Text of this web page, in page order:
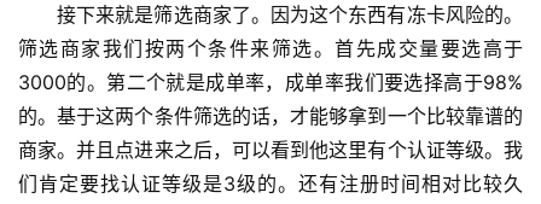
接下来就是筛选商家了。因为这个东西有冻卡风险的。
筛选商家我们按两个条件来筛选。首先成交量要选高于
3000的。第二个就是成单率，成单率我们要选择高于98%
的。基于这两个条件筛选的话，才能够拿到一个比较靠谱的
商家。并且点进来之后，可以看到他这里有个认证等级。我
们肯定要找认证等级是3级的。还有注册时间相对比较久